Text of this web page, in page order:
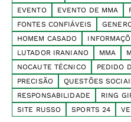
EVENTO
EVENTO DE MMA
FONTES CONFIÁVEIS
HOMEM CASADO
LUTADOR IRANIANO
MMA
NOCAUTE TÉCNICO
PEDIDO
PRECISÃO
QUESTÕES
RESPONSABILIDADE
RING
SITE RUSSO
SPORTS 24